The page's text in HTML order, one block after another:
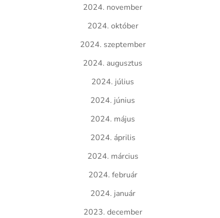
2024. november
2024. október
2024. szeptember
2024. augusztus
2024. július
2024. június
2024. május
2024. április
2024. március
2024. február
2024. január
2023. december